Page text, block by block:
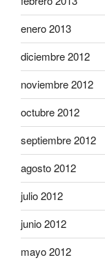
enero 2013
diciembre 2012
noviembre 2012
octubre 2012
septiembre 2012
agosto 2012
julio 2012
junio 2012
mayo 2012